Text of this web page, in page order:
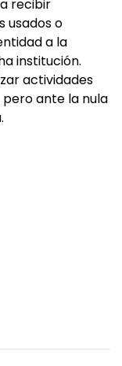
recibir
usados o
a la
institución.
actividades
ante la nula